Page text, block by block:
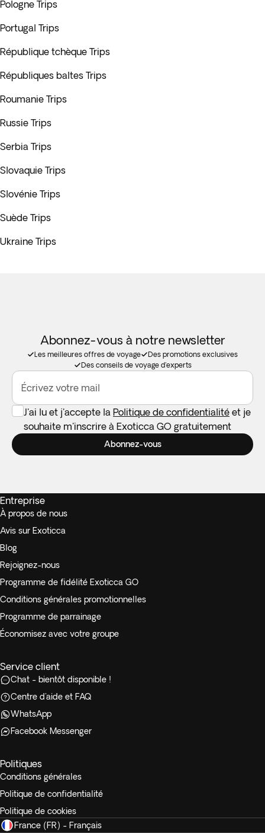
Pologne Trips
Portugal Trips
République tchèque Trips
Républiques baltes Trips
Roumanie Trips
Russie Trips
Serbia Trips
Slovaquie Trips
Slovénie Trips
Suède Trips
Ukraine Trips
Abonnez-vous à notre newsletter
Les meilleures offres de voyage
Des promotions exclusives
Des conseils de voyage d'experts
Écrivez votre mail
J'ai lu et j'accepte la Politique de confidentialité et je
souhaite m'inscrire à Exoticca GO gratuitement
Abonnez-vous
Entreprise
À propos de nous
Avis sur Exoticca
Blog
Rejoignez-nous
Programme de fidélité Exoticca GO
Conditions générales promotionnelles
Programme de parrainage
Économisez avec votre groupe
Service client
Chat - bientôt disponible !
Centre d'aide et FAQ
WhatsApp
Facebook Messenger
Politiques
Conditions générales
Politique de confidentialité
Politique de cookies
France (FR) - Français